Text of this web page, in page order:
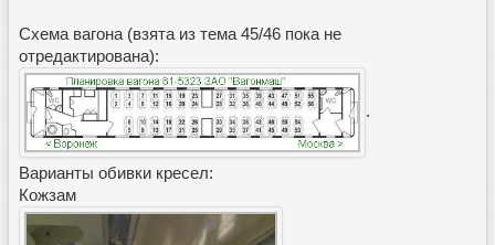
Схема вагона (взята из тема 45/46 пока не
отредактирована):
.
Варианты обивки кресел:
Кожзам